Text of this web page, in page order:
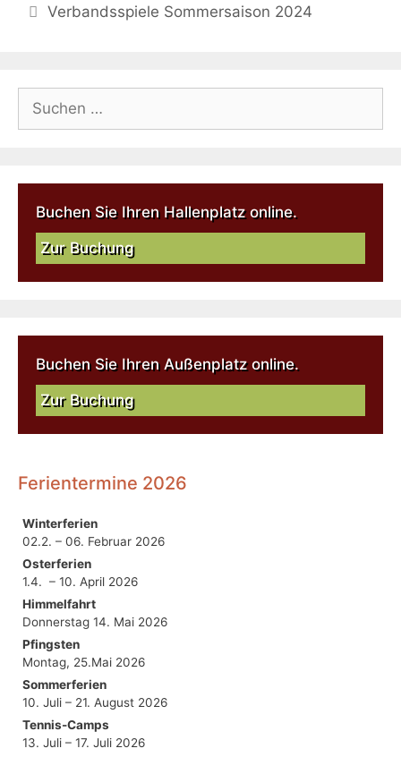
Verbandsspiele Sommersaison 2024
Buchen Sie Ihren Hallenplatz online.
Zur Buchung
Buchen Sie Ihren Außenplatz online.
Zur Buchung
Ferientermine 2026
Winterferien
02.2. – 06. Februar 2026
Osterferien
1.4. – 10. April 2026
Himmelfahrt
Donnerstag 14. Mai 2026
Pfingsten
Montag, 25.Mai 2026
Sommerferien
10. Juli – 21. August 2026
Tennis-Camps
13. Juli – 17. Juli 2026